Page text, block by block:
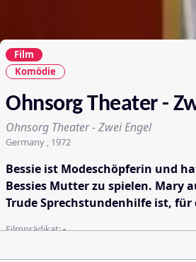
Film
Komödie
Ohnsorg Theater -
Ohnsorg Theater - Zwei Engel
Germany , 1972
Bessie ist Modeschöpferin und
Bessies Mutter zu spielen. Mary
Trude Sprechstundenhilfe ist,
Filmprädikat:-